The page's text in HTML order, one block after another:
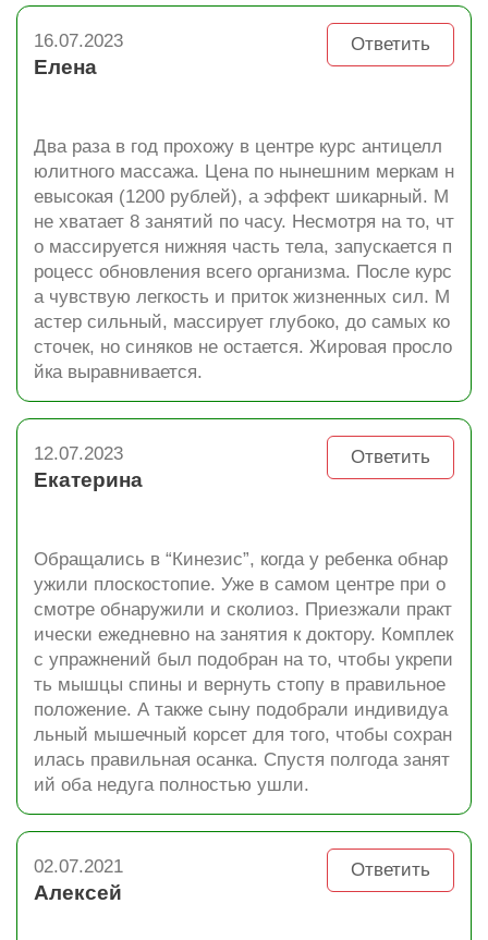
Ответить
16.07.2023
Елена
Два раза в год прохожу в центре курс антицелл
юлитного массажа. Цена по нынешним меркам н
евысокая (1200 рублей), а эффект шикарный. М
не хватает 8 занятий по часу. Несмотря на то, чт
о массируется нижняя часть тела, запускается п
роцесс обновления всего организма. После курс
а чувствую легкость и приток жизненных сил. М
астер сильный, массирует глубоко, до самых ко
сточек, но синяков не остается. Жировая просло
йка выравнивается.
Ответить
12.07.2023
Екатерина
Обращались в “Кинезис”, когда у ребенка обнар
ужили плоскостопие. Уже в самом центре при о
смотре обнаружили и сколиоз. Приезжали практ
ически ежедневно на занятия к доктору. Комплек
с упражнений был подобран на то, чтобы укрепи
ть мышцы спины и вернуть стопу в правильное
положение. А также сыну подобрали индивидуа
льный мышечный корсет для того, чтобы сохран
илась правильная осанка. Спустя полгода занят
ий оба недуга полностью ушли.
Ответить
02.07.2021
Алексей